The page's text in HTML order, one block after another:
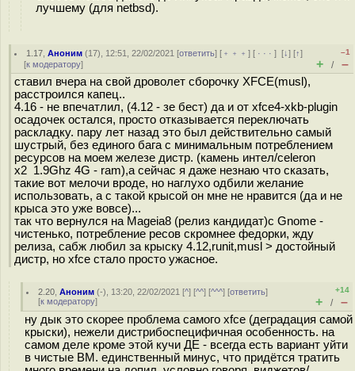
лучшему (для netbsd).
1.17 ,Аноним (17), 12:51, 22/02/2021 [ответить] [ ﹢﹢﹢] [ · · ·][↓] [↑]
[к модератору]
–1
+ / –
ставил вчера на свой дроволет сборочку XFCE(musl),
расстроился капец..
4.16 - не впечатлил, (4.12 - зе бест) да и от xfce4-xkb-plugin
осадочек остался, просто отказывается переключать
раскладку. пару лет назад это был действительно самый
шустрый, без единого бага с минимальным потреблением
ресурсов на моем железе дистр. (камень интел/celeron
x2 1.9Ghz 4G - ram),а сейчас я даже незнаю что сказать,
такие вот мелочи вроде, но наглухо одбили желание
использовать, а с такой крысой он мне не нравится (да и не
крыса это уже вовсе)...
так что вернулся на Mageia8 (релиз кандидат)с Gnome -
чистенько, потребление ресов скромнее федорки, жду
релиза, сабж любил за крыску 4.12,runit,musl > достойный
дистр, но xfce стало просто ужасное.
2.20 ,Аноним (-), 13:20, 22/02/2021 [^] [^^] [^^^] [ответить]
[к модератору]
+14
+ / –
ну дык это скорее проблема самого xfce (деградация самой
крыски), нежели дистрибоспецифичная особенность. на
самом деле кроме этой кучи ДЕ - всегда есть вариант уйти
в чистые ВМ. единственный минус, что придётся тратить